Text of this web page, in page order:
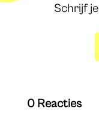
Schrijf
0 Reacties